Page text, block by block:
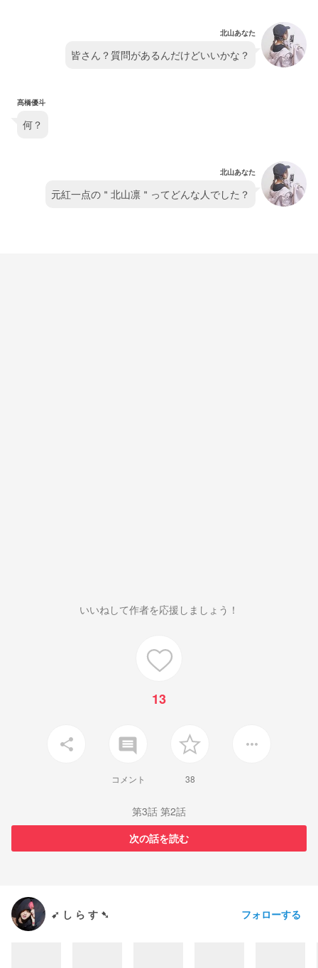
北山あなた
皆さん？質問があるんだけどいいかな？
髙橋優斗
何？
北山あなた
元紅一点の＂北山凛＂ってどんな人でした？
いいねして作者を応援しましょう！
13
share insert_comment
コメント 38
more_horiz
第3話 第2話
次の話を読む
➹ し ら す ➷ フォローする